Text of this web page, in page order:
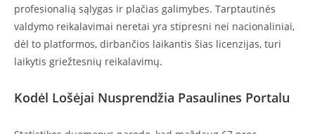
profesionalią sąlygas ir plačias galimybes. Tarptautinės
valdymo reikalavimai neretai yra stipresni nei nacionaliniai,
dėl to platformos, dirbančios laikantis šias licenzijas, turi
laikytis griežtesnių reikalavimų.
Kodėl Lošėjai Nusprendžia Pasaulines Portalu